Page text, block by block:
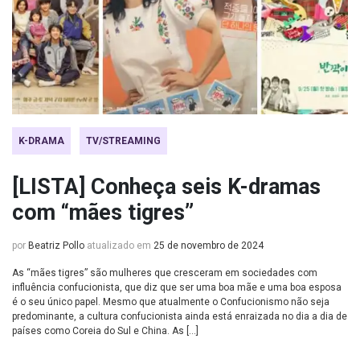
K-DRAMA TV/STREAMING
[LISTA] Conheça seis K-dramas
com “mães tigres”
por Beatriz Pollo atualizado em 25 de novembro de 2024
As “mães tigres” são mulheres que cresceram em sociedades com
influência confucionista, que diz que ser uma boa mãe e uma boa esposa
é o seu único papel. Mesmo que atualmente o Confucionismo não seja
predominante, a cultura confucionista ainda está enraizada no dia a dia de
países como Coreia do Sul e China. As […]